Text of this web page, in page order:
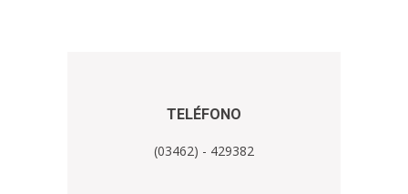
TELÉFONO
(03462) - 429382